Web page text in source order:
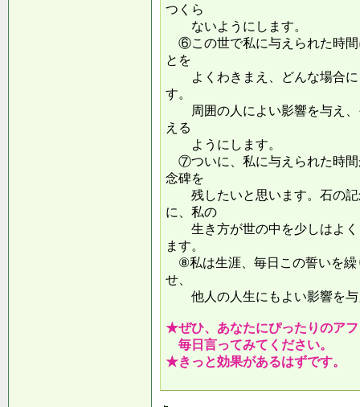
つくら
ないようにします。
⑥この世で私に与えられた時間
とを
よくわきまえ、どんな場合に
す。
周囲の人によい影響を与え、
える
ようにします。
⑦ついに、私に与えられた時間
念碑を
残したいと思います。石の記
に、私の
生き方が世の中を少しはよく
ます。
⑧私は生涯、毎日この誓いを繰
せ、
他人の人生にもよい影響
★ぜひ、あなたにぴったりのア
毎日言ってみてください。
★きっと効果があるはずです。